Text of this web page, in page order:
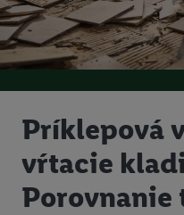
Príklepová
vŕtacie
Porovnanie